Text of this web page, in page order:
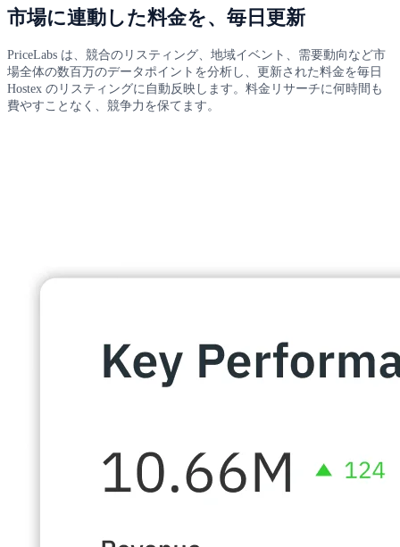
市場に連動した料金を、毎日更新
PriceLabs は、競合のリスティング、地域イベント、需要動向など市
場全体の数百万のデータポイントを分析し、更新された料金を毎日
Hostex のリスティングに自動反映します。料金リサーチに何時間も
費やすことなく、競争力を保てます。